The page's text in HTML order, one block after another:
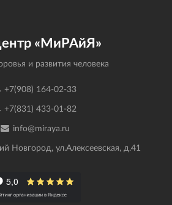
«МиРАйЯ»
и развития человека
+7(908) 164-02-33
+7(831) 433-01-82
info@miraya.ru
Новгород, ул.Алексеевская, д.41